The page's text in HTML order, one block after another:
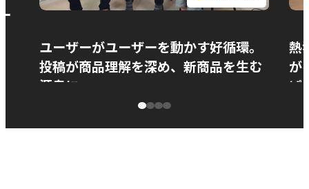
ユーザーがユーザーを動かす好循環。
投稿が商品理解を深め、新商品を生む
源泉に
熱
が
ぱ